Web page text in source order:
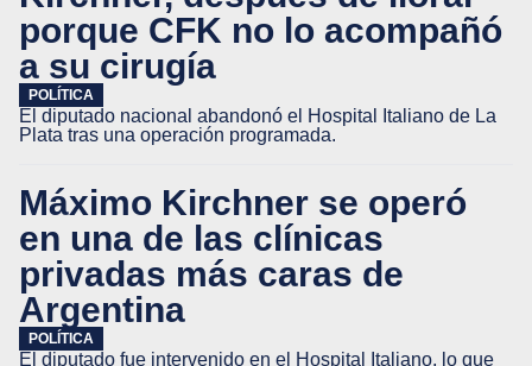
porque CFK no lo acompañó
a su cirugía
POLÍTICA
El diputado nacional abandonó el Hospital Italiano de La
Plata tras una operación programada.
Máximo Kirchner se operó
en una de las clínicas
privadas más caras de
Argentina
POLÍTICA
El diputado fue intervenido en el Hospital Italiano, lo que